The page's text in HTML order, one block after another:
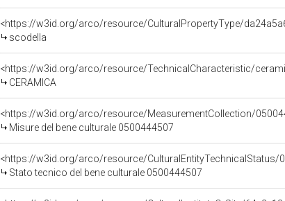
<https://w3id.org/arco/resource/CulturalPropertyType/
scodella
<https://w3id.org/arco/resource/TechnicalCharacteristic/
CERAMICA
<https://w3id.org/arco/resource/MeasurementCollection/
Misure del bene culturale 0500444507
<https://w3id.org/arco/resource/CulturalEntityTechnicalStatus/
Stato tecnico del bene culturale 0500444507